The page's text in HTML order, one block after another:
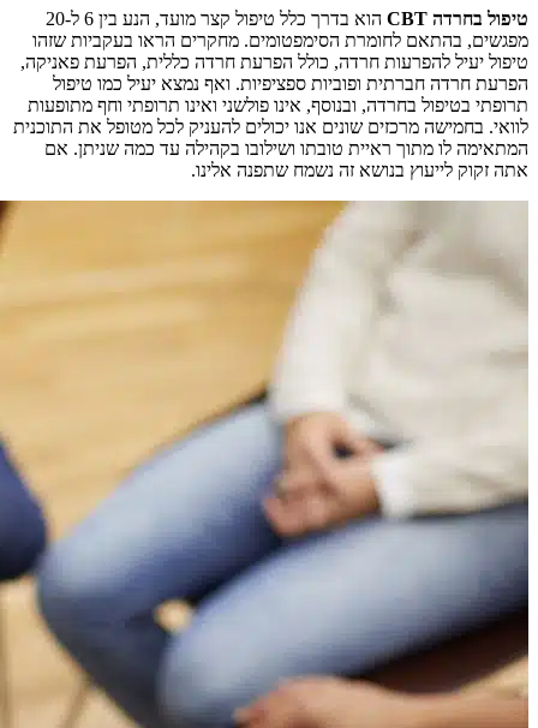
טיפול בחרדה CBT
הוא בדרך כלל טיפול קצר מועד, הנע בין 6 ל-20
מפגשים, בהתאם לחומרת הסימפטומים. מחקרים הראו בעקביות שזהו
טיפול יעיל להפרעות חרדה, כולל הפרעת חרדה כללית, הפרעת פאניקה,
הפרעת חרדה חברתית ופוביות ספציפיות. ואף נמצא יעיל כמו טיפול
תרופתי בטיפול בחרדה, ובנוסף, אינו פולשני ואינו תרופתי וחף מתופעות
לוואי. בחמישה מרכזים שונים אנו יכולים להעניק לכל מטופל את התוכנית
המתאימה לו מתוך ראיית טובתו ושילובו בקהילה עד כמה שניתן. אם
אתה זקוק לייעוץ בנושא זה נשמח שתפנה אלינו.